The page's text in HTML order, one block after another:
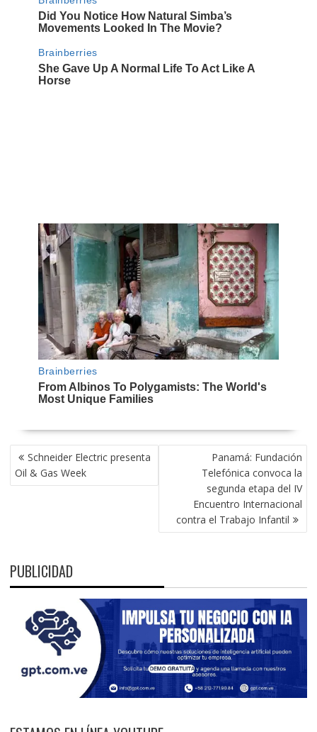
NAVEGACIÓN
DE
ENTRADAS
Schneider Electric presenta
Oil & Gas Week
Panamá: Fundación
Telefónica convoca la
segunda etapa del IV
Encuentro Internacional
contra el Trabajo Infantil
PUBLICIDAD